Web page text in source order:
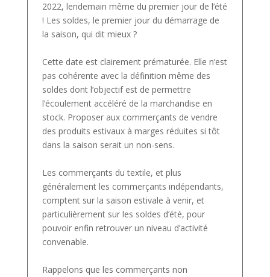
2022, lendemain même du premier jour de l’été
! Les soldes, le premier jour du démarrage de
la saison, qui dit mieux ?
Cette date est clairement prématurée. Elle n’est
pas cohérente avec la définition même des
soldes dont l’objectif est de permettre
l’écoulement accéléré de la marchandise en
stock. Proposer aux commerçants de vendre
des produits estivaux à marges réduites si tôt
dans la saison serait un non-sens.
Les commerçants du textile, et plus
généralement les commerçants indépendants,
comptent sur la saison estivale à venir, et
particulièrement sur les soldes d’été, pour
pouvoir enfin retrouver un niveau d’activité
convenable.
Rappelons que les commerçants non